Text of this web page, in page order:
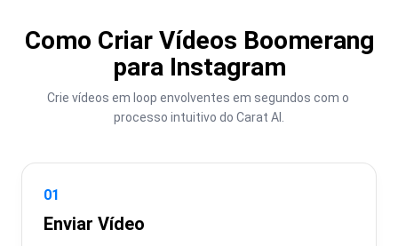
Como Criar Vídeos Boomerang
para Instagram
Crie vídeos em loop envolventes em segundos com o
processo intuitivo do Carat AI.
01
Enviar Vídeo